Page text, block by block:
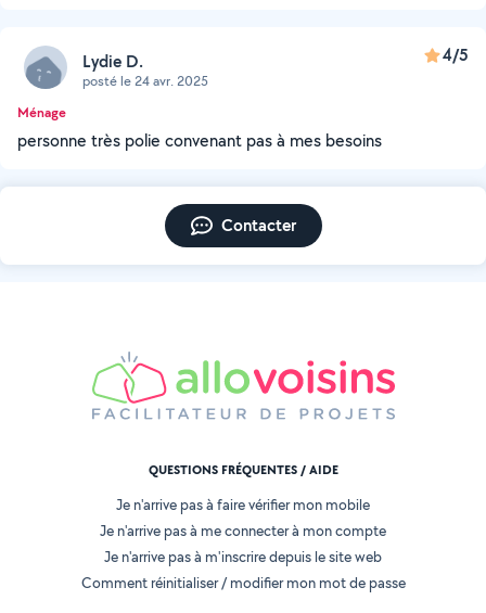
Lydie D.
posté le 24 avr. 2025
4/5
Ménage
personne très polie convenant pas à mes besoins
Contacter
QUESTIONS FRÉQUENTES / AIDE
Je n'arrive pas à faire vérifier mon mobile
Je n'arrive pas à me connecter à mon compte
Je n'arrive pas à m'inscrire depuis le site web
Comment réinitialiser / modifier mon mot de passe